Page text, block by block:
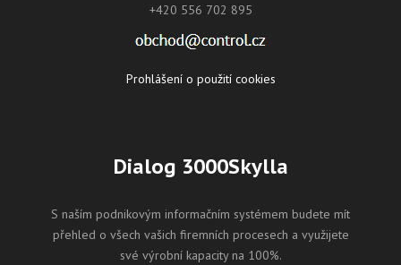
+420 556 702 895
Prohlášení o použití cookies
Dialog 3000Skylla
S naším podnikovým informačním systémem budete mít
přehled o všech vašich firemních procesech a využijete
své výrobní kapacity na 100%.